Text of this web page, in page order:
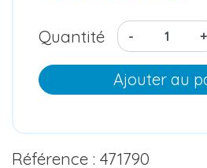
Quantité - +
Ajouter au
Référence : 471790